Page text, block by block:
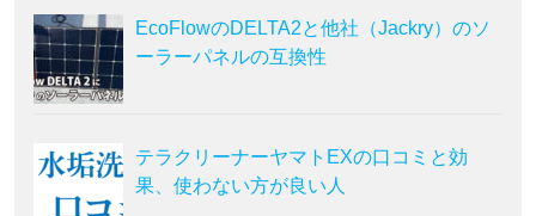
EcoFlowのDELTA2と他社（Jackry）のソ
ーラーパネルの互換性
テラクリーナーヤマトEXの口コミと効
果、使わない方が良い人